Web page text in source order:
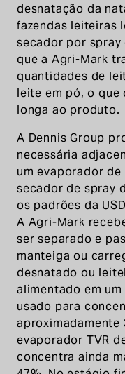
desnatação da
fazendas leiteiras
secador por
que a Agri-Mark
quantidades de
leite em pó, o que
longa ao produto.
A Dennis Group
necessária
um evaporador de
secador de spray
os padrões da
A Agri-Mark
ser separado e
manteiga ou
desnatado ou
alimentado em um
usado para
aproximadamente
evaporador TVR
concentra ainda